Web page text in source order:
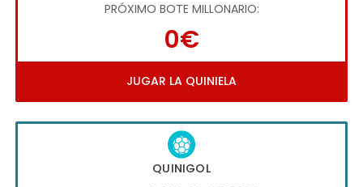
PRÓXIMO BOTE MILLONARIO:
0€
JUGAR LA QUINIELA
QUINIGOL